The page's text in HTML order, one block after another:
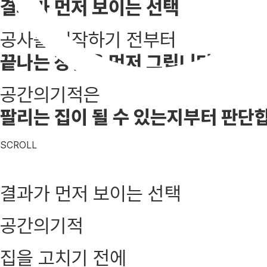
결과가 먼저 보이는 선택
공사를 시작하기 전부터
끝나는 장면을 먼저 그립니다
공간의기적은
팔리는 집이 될 수 있는지부터 판단
SCROLL
결과가 먼저 보이는 선택
공간의기적
집을 고치기 전에